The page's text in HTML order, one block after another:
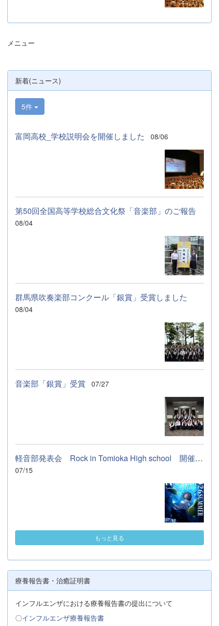
した。 また、各日およそ80名のボランテ
明、探究発表などの運営に携わりました。生
なお、本校は今年度、群馬県教育委員会か
らSAH+ Leading Schoolに認定されていま
す。富岡高校は、これからも「自ら考え、判
断し、行動できる生徒の育成」に取り組んで
まいります。
メニュー
新着(ニュース)
5件
富岡高校_学校説明会を開催しました 08/06
第50回全国高等学校総合文化祭「音楽部」のご報告
08/04
群馬県吹奏楽部コンクール「銀賞」受賞しました
08/04
音楽部「銀賞」受賞 07/27
軽音部発表会 Rock in Tomioka High school 開催します
07/15
もっと見る
療養報告書・治癒証明書
インフルエンザにおける療養報告書の提出について
〇インフルエンザ療養報告書